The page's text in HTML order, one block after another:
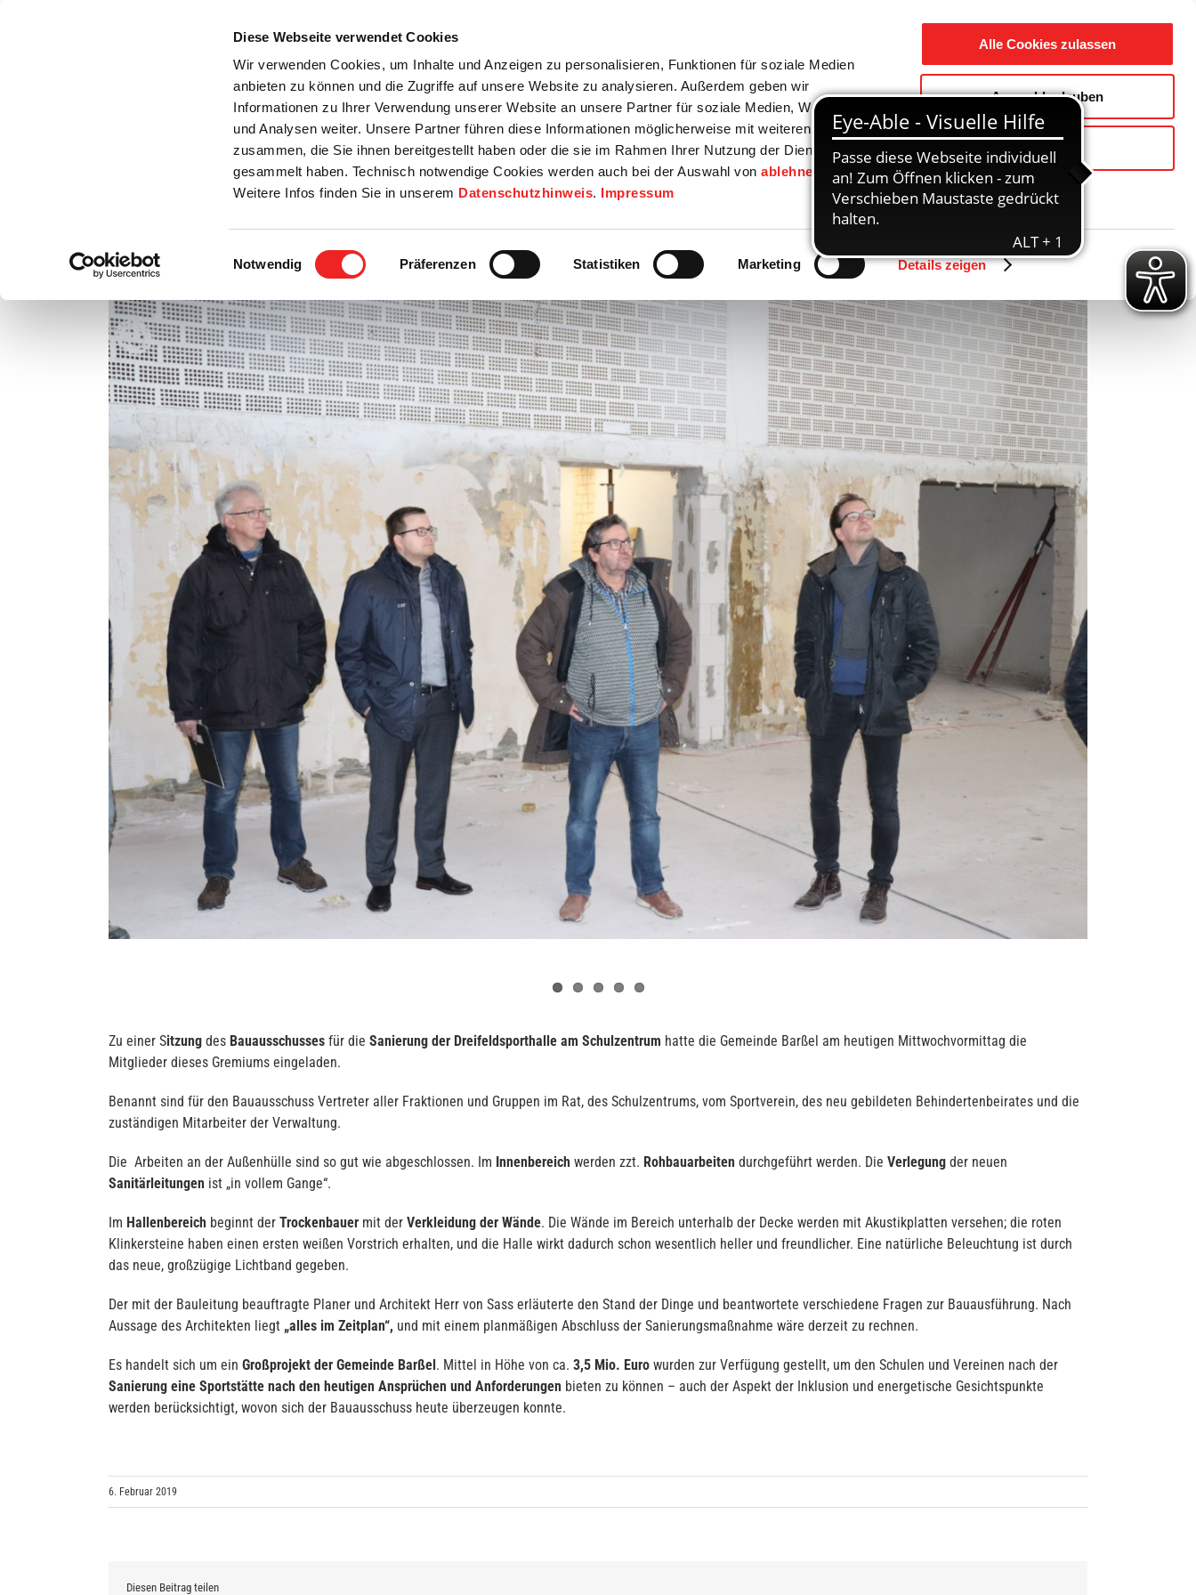
Diese Webseite verwendet Cookies
Wir verwenden Cookies, um Inhalte und Anzeigen zu personalisieren, Funktionen für soziale Medien
anbieten zu können und die Zugriffe auf unsere Website zu analysieren. Außerdem geben wir
Informationen zu Ihrer Verwendung unserer Website an unsere Partner für soziale Medien, Werbung
und Analysen weiter. Unsere Partner führen diese Informationen möglicherweise mit weiteren Daten
zusammen, die Sie ihnen bereitgestellt haben oder die sie im Rahmen Ihrer Nutzung der Dienste
gesammelt haben. Technisch notwendige Cookies werden auch bei der Auswahl vonablehnen
gesetzt.
Weitere Infos finden Sie in unserem Datenschutzhinweis. Impressum
Einwilligungsauswahl
Notwendig Präferenzen Statistiken Marketing Details zeigen
Alle Cookies zulassen
Auswahl erlauben
Ablehnen
Startseite
Bürgerservice Rats- / Bürgerinfo Wirtschaft / Wohnen Bildung / Soziales Touristik / Freizeit Gemeinde / Geschichte
Zurück
Bauausschuss trifft sich!
grösseres
Bild
Zu einer Sitzung des Bauausschusses für die Sanierung der Dreifeldsporthalle am Schulzentrum hatte die Gemeinde Barßel am heutigen Mittwochvormittag die
Mitglieder dieses Gremiums eingeladen.
Benannt sind für den Bauausschuss Vertreter aller Fraktionen und Gruppen im Rat, des Schulzentrums, vom Sportverein, des neu gebildeten Behindertenbeirates und die
zuständigen Mitarbeiter der Verwaltung.
Die Arbeiten an der Außenhülle sind so gut wie abgeschlossen. Im Innenbereich werden zzt. Rohbauarbeiten durchgeführt werden. Die Verlegung der neuen
Sanitärleitungen ist „in vollem Gange“.
Im Hallenbereich beginnt der Trockenbauer mit der Verkleidung der Wände. Die Wände im Bereich unterhalb der Decke werden mit Akustikplatten versehen; die roten
Klinkersteine haben einen ersten weißen Vorstrich erhalten, und die Halle wirkt dadurch schon wesentlich heller und freundlicher. Eine natürliche Beleuchtung ist durch
das neue, großzügige Lichtband gegeben.
Der mit der Bauleitung beauftragte Planer und Architekt Herr von Sass erläuterte den Stand der Dinge und beantwortete verschiedene Fragen zur Bauausführung. Nach
Aussage des Architekten liegt „alles im Zeitplan“, und mit einem planmäßigen Abschluss der Sanierungsmaßnahme wäre derzeit zu rechnen.
Es handelt sich um ein Großprojekt der Gemeinde Barßel. Mittel in Höhe von ca. 3,5 Mio. Euro wurden zur Verfügung gestellt, um den Schulen und Vereinen nach der
Sanierung eine Sportstätte nach den heutigen Ansprüchen und Anforderungen bieten zu können – auch der Aspekt der Inklusion und energetische Gesichtspunkte
werden berücksichtigt, wovon sich der Bauausschuss heute überzeugen konnte.
6. Februar 2019
Diesen Beitrag teilen